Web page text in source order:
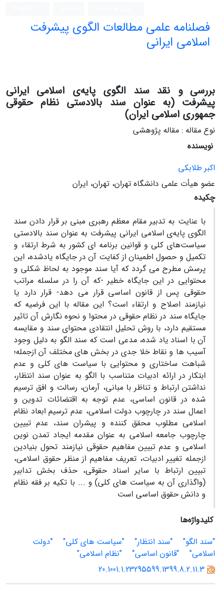
فصلنامه علمی مطالعات الگوی پیشرفت
اسلامی ایرانی
بررسی و نقد سند الگوی پایه‌ی اسلامی ایرانی
پیشرفت (به عنوان سند بالادستی نظام حقوقی
جمهوری اسلامی ایران)
نوع مقاله : مقاله پژوهشی
نویسنده
اکبر طلابکی
عضو هیأت علمی دانشگاه تهران، تهران، ایران
چکیده
با عنایت به تدبیر مقام معظم رهبری مبنی بر قرار دادن سند
الگوی پایه‌ی اسلامی ایرانی پیشرفت به عنوان سند بالادستی
سیاست‌های کلی و قوانین برنامه ای کشور به شرط ارتقاء و
تکمیل و حصول اطمینان از کفایت آن در جایگاه یادشده، این
پرسش مطرح می گردد که آیا سند موجود به لحاظ شکلی و
محتوایی در این جایگاه خطیر -که آن را در سلسله مراتب
حقوقی پس از قانون اساسی قرار می دهد- قرار دارد یا
نیازمند اصلاح و ارتقاء است؟ این مقاله با این فرضیه که
جایگاه سند در نظام حقوقی در محتوا و نحوه نگارش آن تاثیر
مستقیم دارد، با روش تحلیل انتقادی محتوای سند و مقایسه
آن با اسناد یاد شده، مدعی است که سند الگو به دلیل وجود
آسیب ها و نقاط خلا جدی در بخش های مختلف آن ازجمله؛
شباهت ساختاری و محتوایی با سیاست های کلی و عدم
ابتکار در ارائه ادبیات متناسب با الگو به عنوان سند انتظار،
نداشتن ارتباط و تناظر با مبانی، آرمان، رسالت و افق ترسیم
شده در قانون اساسی، عدم توجه به اقتضائات تدوین و
اعمال سند در چارچوب دولت اسلامی، عدم ترسیم ابعاد نظام
اسلامی مطلوب محقق کننده و پیشران سند، عدم تبیین
چارچوب جامعه اسلامی به عنوان مقدمه ایجاد تمدن نوین
اسلامی و عدم تبیین مفاهیم حقوقی نیازمند تحول بنیادین
ازجمله تغییر ادبیات، تعریف مفاهیم از منظر حقوق اسلامی،
تبیین ارتباط با سایر اسناد حقوقی، حذف بخش تدابیر
(واگذاری آن به سیاست های کلی) و ... با تکیه بر فقه نظام
و دانش حقوق اساسی است
کلیدواژه‌ها
"سند الگو"
"سند انتظار" "سیاست های کلی"
"دولت
اسلامی"
"قانون اساسی"
"نظام اسلامی"
20.1001.1.23295599.1399.8.2.11.3